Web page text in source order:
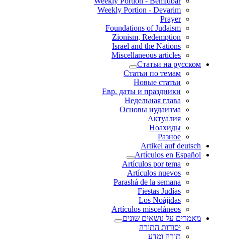
Weekly Portion - Devarim
Prayer
Foundations of Judaism
Zionism, Redemption
Israel and the Nations
Miscellaneous articles
Статьи на русском
Статьи по темам
Новые статьи
Евр. даты и праздники
Недельная глава
Основы иудаизма
Актуалия
Ноахиды
Разное
Artikel auf deutsch
Artículos en Español
Artículos por tema
Artículos nuevos
Parashá de la semana
Fiestas Judías
Los Noájidas
Artículos misceláneos
מאמרים על נושאים שונים
יסודות התורה
תורה ומדע